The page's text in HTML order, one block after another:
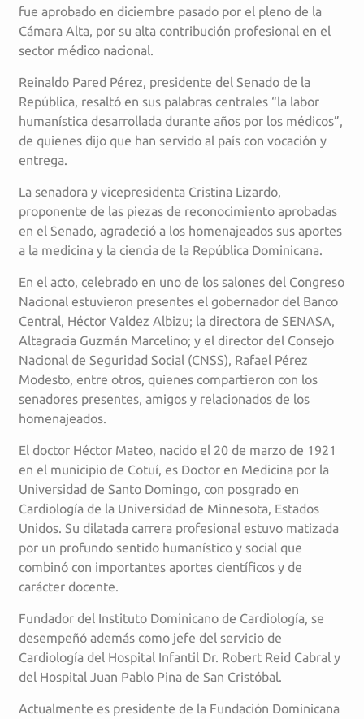
fue aprobado en diciembre pasado por el pleno de la
Cámara Alta, por su alta contribución profesional en el
sector médico nacional.
Reinaldo Pared Pérez, presidente del Senado de la
República, resaltó en sus palabras centrales “la labor
humanística desarrollada durante años por los médicos”,
de quienes dijo que han servido al país con vocación y
entrega.
La senadora y vicepresidenta Cristina Lizardo,
proponente de las piezas de reconocimiento aprobadas
en el Senado, agradeció a los homenajeados sus aportes
a la medicina y la ciencia de la República Dominicana.
En el acto, celebrado en uno de los salones del Congreso
Nacional estuvieron presentes el gobernador del Banco
Central, Héctor Valdez Albizu; la directora de SENASA,
Altagracia Guzmán Marcelino; y el director del Consejo
Nacional de Seguridad Social (CNSS), Rafael Pérez
Modesto, entre otros, quienes compartieron con los
senadores presentes, amigos y relacionados de los
homenajeados.
El doctor Héctor Mateo, nacido el 20 de marzo de 1921
en el municipio de Cotuí, es Doctor en Medicina por la
Universidad de Santo Domingo, con posgrado en
Cardiología de la Universidad de Minnesota, Estados
Unidos. Su dilatada carrera profesional estuvo matizada
por un profundo sentido humanístico y social que
combinó con importantes aportes científicos y de
carácter docente.
Fundador del Instituto Dominicano de Cardiología, se
desempeñó además como jefe del servicio de
Cardiología del Hospital Infantil Dr. Robert Reid Cabral y
del Hospital Juan Pablo Pina de San Cristóbal.
Actualmente es presidente de la Fundación Dominicana